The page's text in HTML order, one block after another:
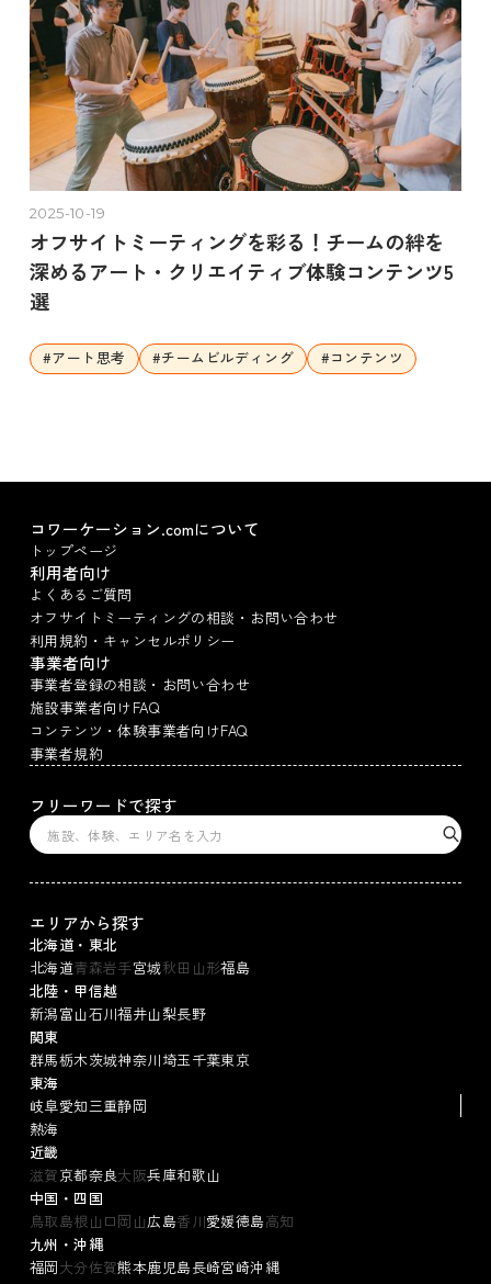
2025-10-19
オフサイトミーティングを彩る！チームの絆を
深めるアート・クリエイティブ体験コンテンツ5
選
#アート思考 #チームビルディング #コンテンツ
コワーケーション.comについて
トップページ
利用者向け
よくあるご質問
オフサイトミーティングの相談・お問い合わせ
利用規約・キャンセルポリシー
事業者向け
事業者登録の相談・お問い合わせ
施設事業者向けFAQ
コンテンツ・体験事業者向けFAQ
事業者規約
フリーワードで探す
エリアから探す
北海道・東北
北海道青森岩手宮城秋田 山形福島
北陸・甲信越
新潟富山石川福井山梨長野
関東
群馬栃木茨城神奈川埼玉千葉東京
東海
岐阜愛知三重静岡
熱海
近畿
滋賀京都奈良大阪兵庫和歌山
中国・四国
鳥取島根 山口岡山広島香川愛媛徳島高知
九州・沖縄
福岡大分佐賀熊本鹿児島長崎宮崎沖縄